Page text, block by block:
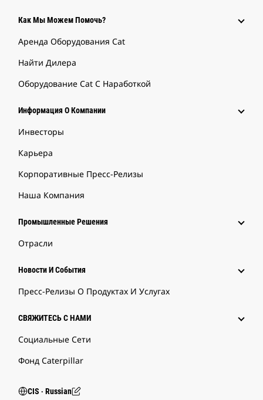
Как Мы Можем Помочь?
Аренда Оборудования Cat
Найти Дилера
Оборудование Cat С Наработкой
Информация О Компании
Инвесторы
Карьера
Корпоративные Пресс-Релизы
Наша Компания
Промышленные Решения
Отрасли
Новости И События
Пресс-Релизы О Продуктах И Услугах
СВЯЖИТЕСЬ С НАМИ
Социальные Сети
Фонд Caterpillar
CIS ‧ Russian